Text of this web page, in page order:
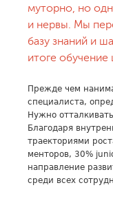
муторно, но
и нервы. Мы
базу знаний и
итоге
Прежде чем
специалиста,
Нужно
Благодаря
траекториями
менторов, 30%
направление
среди всех